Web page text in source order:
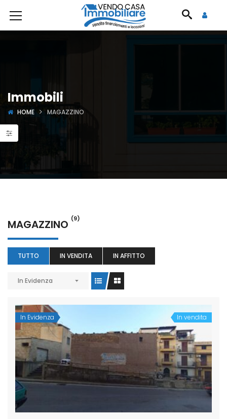
Immobili
HOME MAGAZZINO
MAGAZZINO (9)
TUTTO IN VENDITA IN AFFITTO
In Evidenza
In Evidenza In vendita